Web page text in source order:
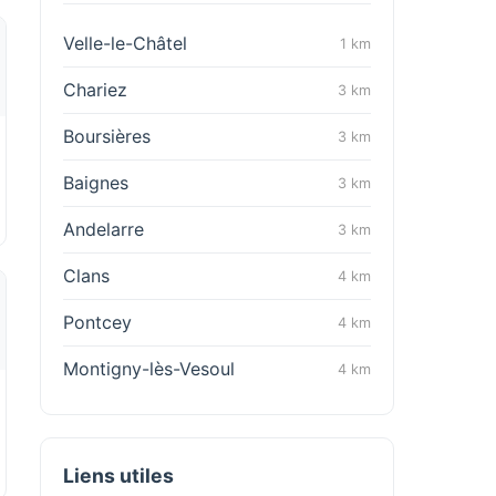
Velle-le-Châtel 1 km
Chariez 3 km
Boursières 3 km
Baignes 3 km
Andelarre 3 km
Clans 4 km
Pontcey 4 km
Montigny-lès-Vesoul 4 km
Liens utiles